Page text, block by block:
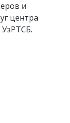
и
центра
УзРТСБ.